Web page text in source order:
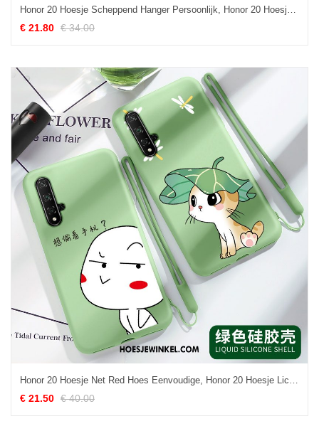
Honor 20 Hoesje Scheppend Hanger Persoonlijk, Honor 20 Hoesje Trendy Merk Jeugd
€ 21.80 € 34.00
Honor 20 Hoesje Net Red Hoes Eenvoudige, Honor 20 Hoesje Lichte En Dun Zacht
€ 21.50 € 40.00